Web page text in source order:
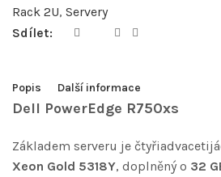
Rack 2U, Servery
Sdílet:
Popis Další informace
Dell PowerEdge R750xs
Základem serveru je
Xeon Gold 5318Y, doplněný o 32